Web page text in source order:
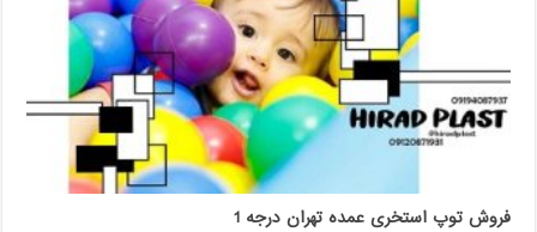
فروش توپ استخری عمده تهران درجه 1